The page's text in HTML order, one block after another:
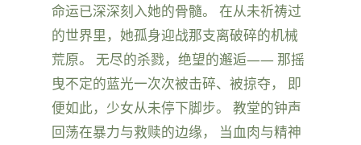
命运已深深刻入她的骨髓。 在从未祈祷过
的世界里，她孤身迎战那支离破碎的机械
荒原。 无尽的杀戮，绝望的邂逅—— 那摇
曳不定的蓝光一次次被击碎、被掠夺， 即
便如此，少女从未停下脚步。 教堂的钟声
回荡在暴力与救赎的边缘， 当血肉与精神